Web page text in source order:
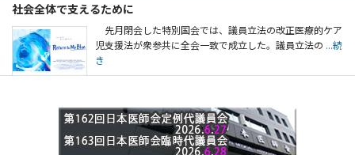
社会全体で支えるために
先月閉会した特別国会では、議員立法の改正医療的ケア
児支援法が衆参共に全会一致で成立した。議員立法の ...続
き